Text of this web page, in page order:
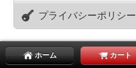
プライバシーポリシー
ホーム カート